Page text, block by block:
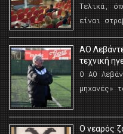
Τελικά,
είναι
ΑΟ
τεχνική
Ο ΑΟ
μηχανές»
O νεαρός